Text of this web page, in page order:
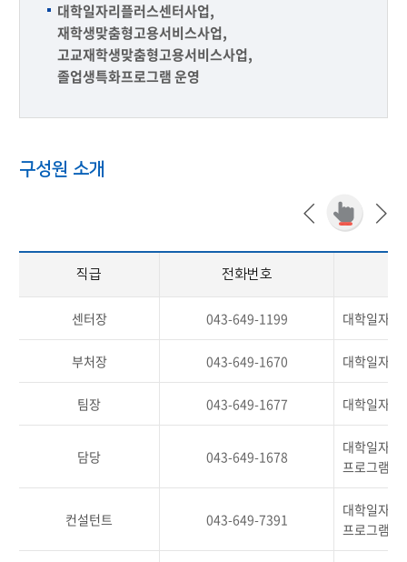
대학일자리플러스센터사업,
재학생맞춤형고용서비스사업,
고교재학생맞춤형고용서비스사업,
졸업생특화프로그램 운영
구성원 소개
직급 전화번호
센터장 043-649-1199 대학일자리
부처장 043-649-1670 대학일자리
팀장 043-649-1677 대학일자리
담당 043-649-1678
대학일자리
프로그램
컨설턴트 043-649-7391
대학일자리
프로그램